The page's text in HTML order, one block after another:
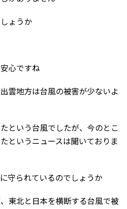
ょうか
心ですね
雲地方は台風の被害が少ないよ
という台風でしたが、今のとこ
というニュースは聞いておりま
守られているのでしょうか
東北と日本を横断する台風で被